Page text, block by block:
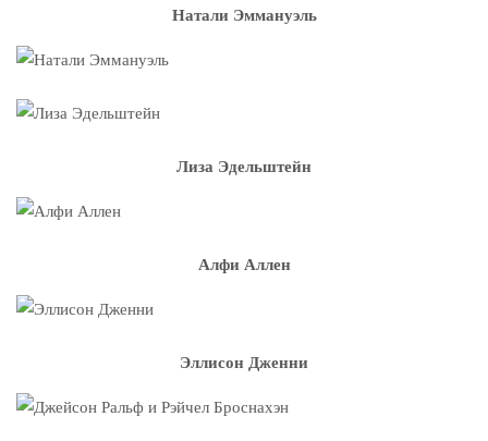
Натали Эммануэль
Лиза Эдельштейн
Алфи Аллен
Эллисон Дженни